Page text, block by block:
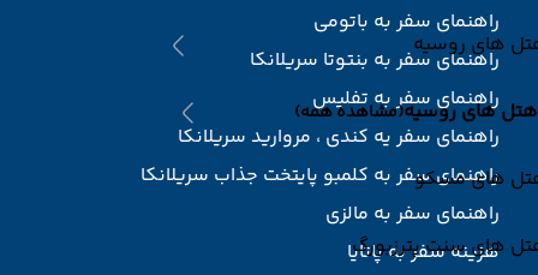
های روسیه
هتل های روسیه(مشاهده همه)
های مسکو
های سنت پترزبورگ
راهنمای سفر به باتومی
راهنمای سفر به بنتوتا سریلانکا
راهنمای سفر به تفلیس
راهنمای سفر یه کندی ، مروارید سریلانکا
راهنمای سفر به کلمبو پایتخت جذاب سریلانکا
راهنمای سفر به مالزی
هزینه سفر به پاتایا